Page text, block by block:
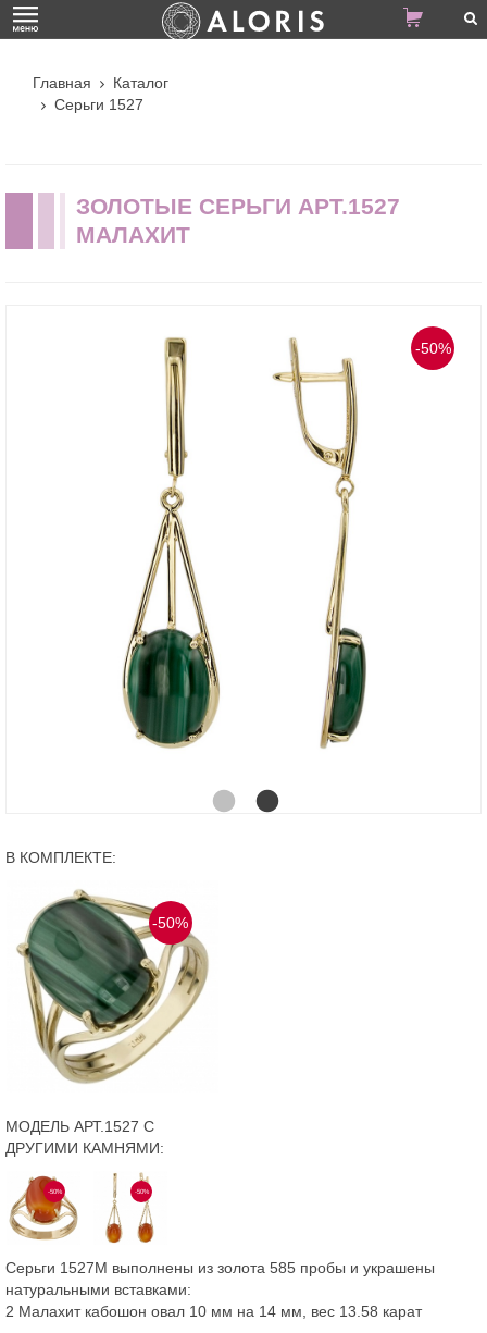
Главная
Каталог
Серьги 1527
ЗОЛОТЫЕ СЕРЬГИ АРТ.1527
МАЛАХИТ
-50%
В КОМПЛЕКТЕ:
-50%
МОДЕЛЬ АРТ.1527 С
ДРУГИМИ КАМНЯМИ:
-50% -50%
Серьги 1527М выполнены из золота 585 пробы и украшены
натуральными вставками:
2 Малахит кабошон овал 10 мм на 14 мм, вес 13.58 карат